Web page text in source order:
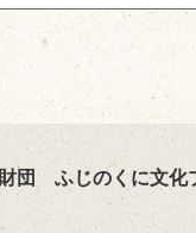
団 ふじのくに文化